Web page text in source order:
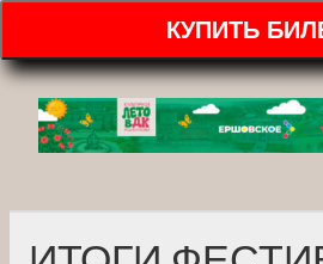
КУПИТЬ